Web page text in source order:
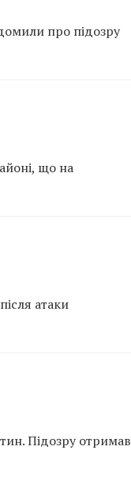
про підозру
що на
атаки
Підозру отримав